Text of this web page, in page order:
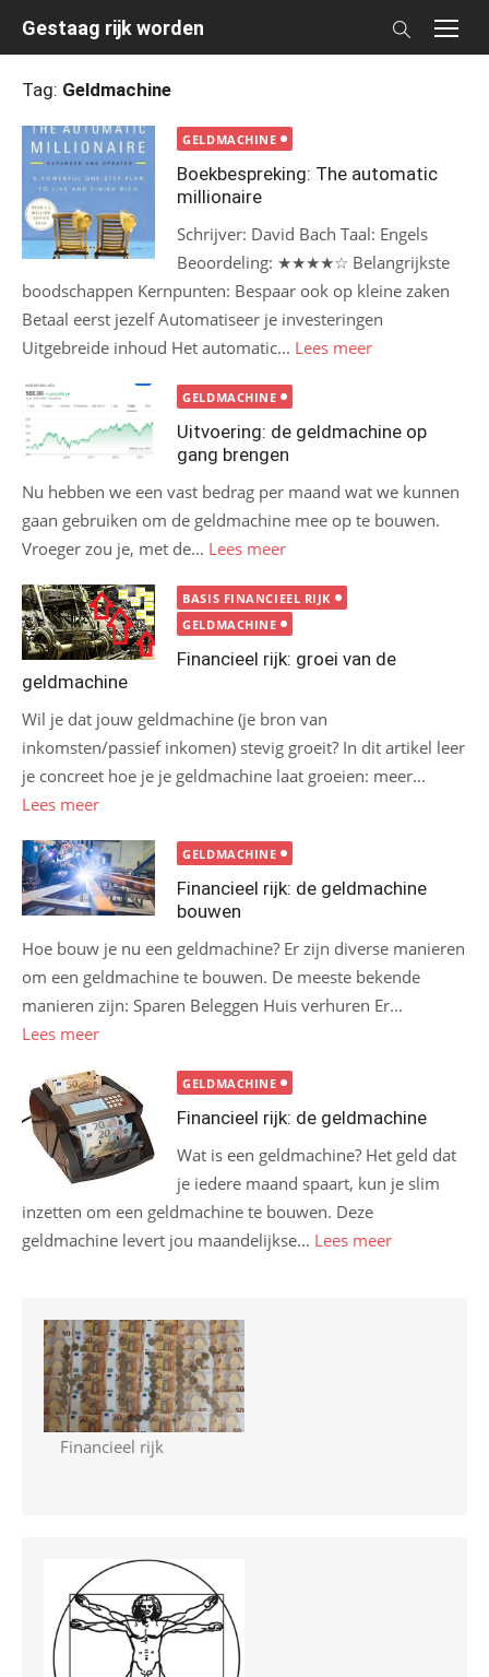
Gestaag rijk worden
Tag: Geldmachine
GELDMACHINE
Boekbespreking: The automatic
millionaire
Schrijver: David Bach Taal: Engels
Beoordeling: ★★★★☆ Belangrijkste
boodschappen Kernpunten: Bespaar ook op kleine zaken
Betaal eerst jezelf Automatiseer je investeringen
Uitgebreide inhoud Het automatic... Lees meer
GELDMACHINE
Uitvoering: de geldmachine op
gang brengen
Nu hebben we een vast bedrag per maand wat we kunnen
gaan gebruiken om de geldmachine mee op te bouwen.
Vroeger zou je, met de... Lees meer
BASIS FINANCIEEL RIJK
GELDMACHINE
Financieel rijk: groei van de
geldmachine
Wil je dat jouw geldmachine (je bron van
inkomsten/passief inkomen) stevig groeit? In dit artikel leer
je concreet hoe je je geldmachine laat groeien: meer...
Lees meer
GELDMACHINE
Financieel rijk: de geldmachine
bouwen
Hoe bouw je nu een geldmachine? Er zijn diverse manieren
om een geldmachine te bouwen. De meeste bekende
manieren zijn: Sparen Beleggen Huis verhuren Er...
Lees meer
GELDMACHINE
Financieel rijk: de geldmachine
Wat is een geldmachine? Het geld dat
je iedere maand spaart, kun je slim
inzetten om een geldmachine te bouwen. Deze
geldmachine levert jou maandelijkse... Lees meer
Financieel rijk